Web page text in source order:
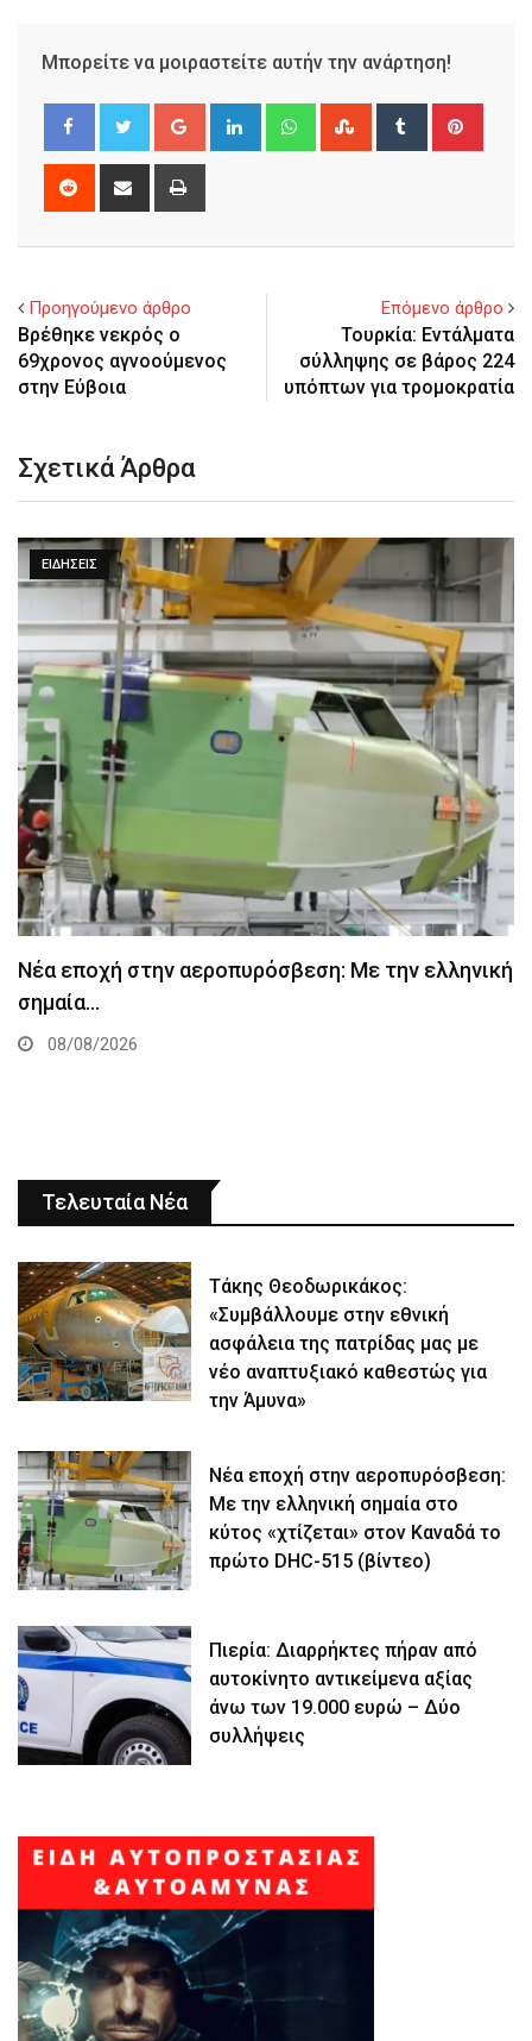
Μπορείτε να μοιραστείτε αυτήν την ανάρτηση!
Google+ LinkedIn WhatsappStumbleUpon
Tumblr
Reddit
Share
Προηγούμενο άρθρο
Βρέθηκε νεκρός ο
69χρονος αγνοούμενος
στην Εύβοια
Επόμενο άρθρο
Τουρκία: Εντάλματα
σύλληψης σε βάρος 224
υπόπτων για τρομοκρατία
Σχετικά Άρθρα
ΕΙΔΉΣΕΙΣ
Νέα εποχή στην αεροπυρόσβεση: Με την ελληνική
σημαία…
08/08/2026
Τελευταία Νέα
Τάκης Θεοδωρικάκος:
«Συμβάλλουμε στην εθνική
ασφάλεια της πατρίδας μας με
νέο αναπτυξιακό καθεστώς για
την Άμυνα»
Νέα εποχή στην αεροπυρόσβεση:
Με την ελληνική σημαία στο
κύτος «χτίζεται» στον Καναδά το
πρώτο DHC-515 (βίντεο)
Πιερία: Διαρρήκτες πήραν από
αυτοκίνητο αντικείμενα αξίας
άνω των 19.000 ευρώ – Δύο
συλλήψεις